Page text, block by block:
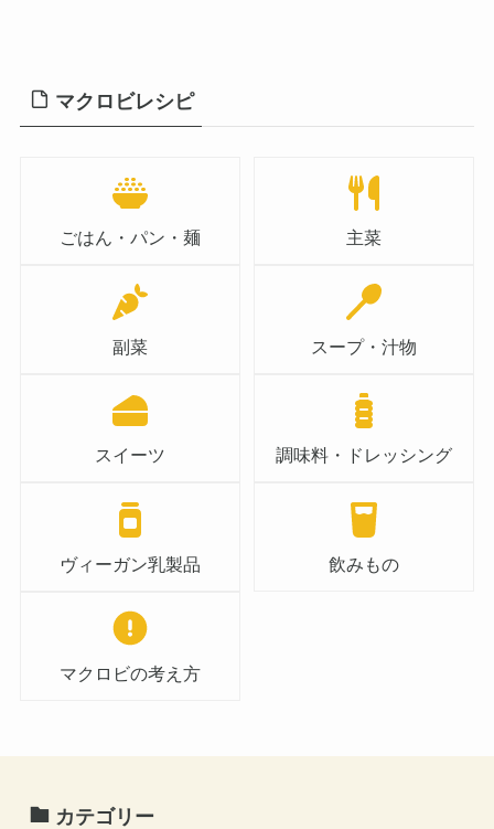
マクロビレシピ
ごはん・パン・麺 主菜
副菜 スープ・汁物
スイーツ 調味料・ドレッシング
ヴィーガン乳製品 飲みもの
マクロビの考え方
カテゴリー